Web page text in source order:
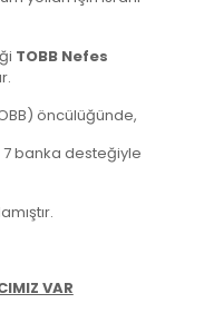
TOBB Nefes
öncülüğünde,
7 banka desteğiyle
VAR